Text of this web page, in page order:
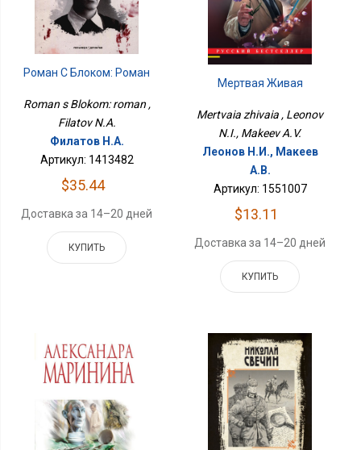
Роман С Блоком: Роман
Roman s Blokom: roman ,
Filatov N.A.
Филатов Н.А.
Артикул: 1413482
$35.44
Доставка за 14–20 дней
КУПИТЬ
Мертвая Живая
Mertvaia zhivaia , Leonov
N.I., Makeev A.V.
Леонов Н.И., Макеев
А.В.
Артикул: 1551007
$13.11
Доставка за 14–20 дней
КУПИТЬ